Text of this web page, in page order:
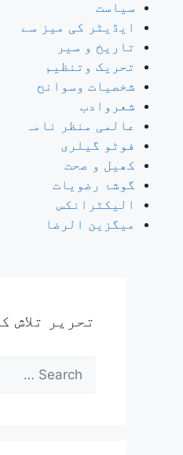
سیاست
ایڈیٹر کی میز سے
تاریخ و سیر
تحریک وتنظیم
شخصیات وسوانح
شعروادب
عالمی منظر نامہ
فوٹو گیلری
کھیل و صحت
گوشۂ رضویات
الیکٹرانکس
میگزین الرضا
تحریر تلاش